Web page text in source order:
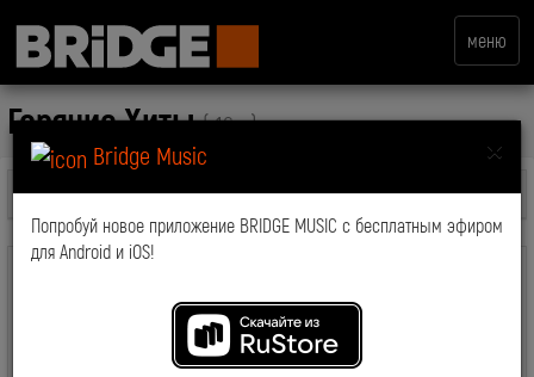
меню
×
Bridge Music
Попробуй новое приложение BRIDGE MUSIC с бесплатным эфиром
для Android и iOS!
Горячие Хиты( 16+ )
Все передачи